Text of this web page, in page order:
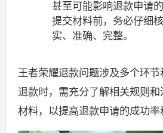
甚至可能影响退款申请
提交材料前，务必仔细
实、准确、完整。
王者荣耀退款问题涉及多个环
退款时，需充分了解相关规则
材料，以提高退款申请的成功率